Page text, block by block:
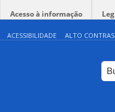
Acesso à informação
ACESSIBILIDADE ALTO